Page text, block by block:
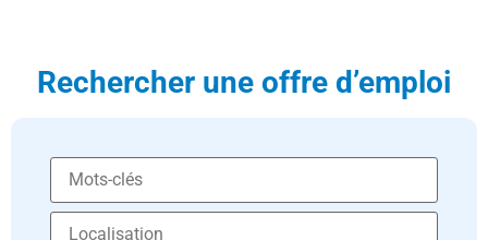
Rechercher une offre d’emploi